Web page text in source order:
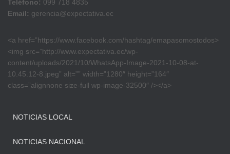
Teléfono: 099 718 4835
Email: gerencia@expectativa.ec
<a href=”https://www.facebook.com/hashtag/emapasomostodos>
<img src=”http://www.expectativa.ec/wp-
content/uploads/2021/10/WhatsApp-Image-2021-10-08-at-
10.45.12-8.jpeg” alt=”” width=”1280″ height=”164″
class=”alignnone size-full wp-image-32500″ /></a>
NOTICIAS LOCAL
NOTICIAS NACIONAL